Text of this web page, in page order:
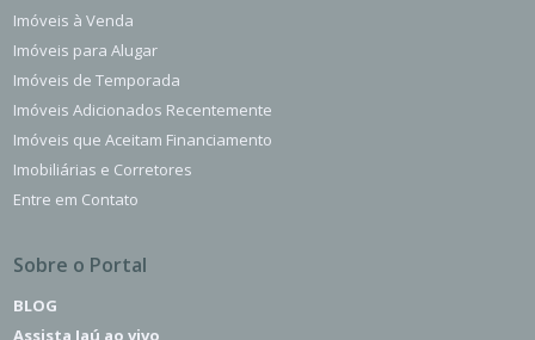
Imóveis à Venda
Imóveis para Alugar
Imóveis de Temporada
Imóveis Adicionados Recentemente
Imóveis que Aceitam Financiamento
Imobiliárias e Corretores
Entre em Contato
Sobre o Portal
BLOG